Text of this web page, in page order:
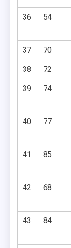
36 54
37 70
38 72
39 74
40 77
41 85
42 68
43 84